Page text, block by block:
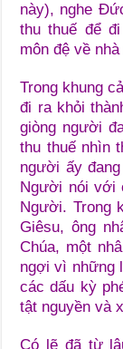
này), nghe
thu thuế để
môn đệ về
Trong khung
đi ra khỏi
giòng người
thu thuế nhìn
người ấy
Người nói với
Người. Trong
Giêsu, ông
Chúa, một
ngợi vì những
các dấu kỳ
tật nguyền và
Có lẽ đã từ